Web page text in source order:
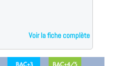
Voir la fiche complète